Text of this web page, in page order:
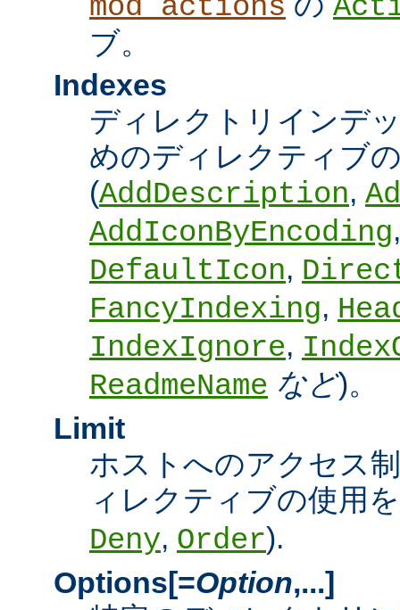
mod_actions
ブ。
Indexes
ディレクトリインデ
めのディレクティブ
(AddDescription,
AddIconByEncoding
DefaultIcon,
FancyIndexing,
IndexIgnore,
ReadmeName など)。
Limit
ホストへのアクセス
ィレクティブの使用
Deny, Order).
Options[=Option,...]